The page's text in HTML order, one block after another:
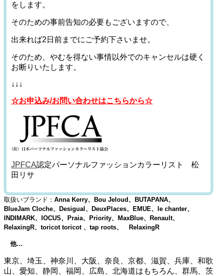
をします。
そのための事前告知の必要もございますので、
出来れば2日前までにご予約下さいませ。
そのため、やむを得ない事情以外でのキャンセルは硬く
お断りいたします。
↓↓↓
☆お申込み/お問い合わせはこちらから☆
JPFCA認定パーソナルファッションカラーリスト 松
田リサ
取扱いブランド： Anna Kerry、Bou Jeloud、BUTAPANA、
BlueJam Cloche、Desigual、DeuxPlaces、EMUE、le chanter、
INDIMARK、IOCUS、Praia、Priority、MaxBlue、Renault、
RelaxingR、toricot toricot 、tap roots、 RelaxingR
他…
東京、埼玉、神奈川、大阪、奈良、京都、滋賀、兵庫、和歌
山、愛知、静岡、福岡、広島、北海道はもちろん、群馬、茨